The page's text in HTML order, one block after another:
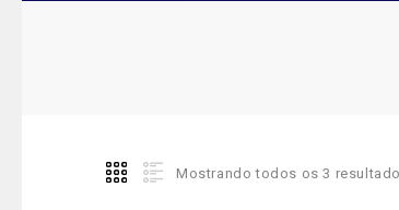
Mostrando todos os 3